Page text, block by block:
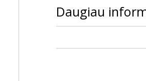
Daugiau